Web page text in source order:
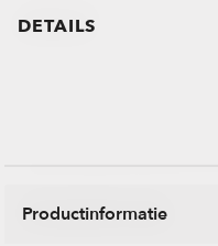
DETAILS
Productinformatie